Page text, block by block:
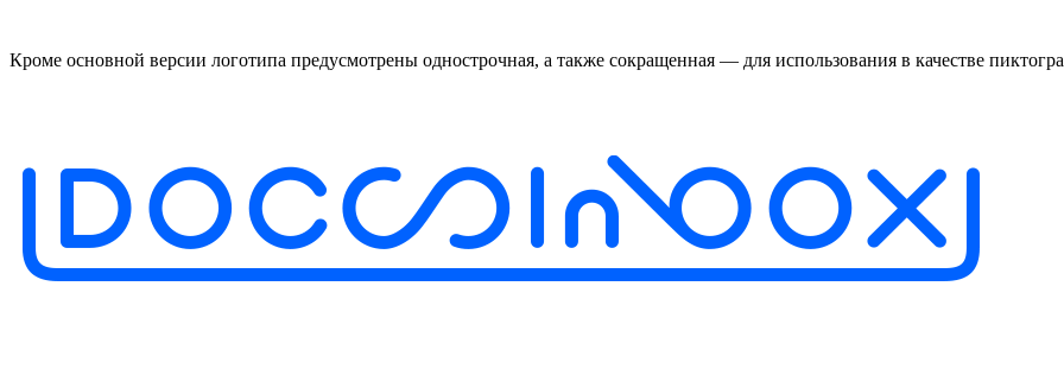
Кроме основной версии логотипа предусмотрены однострочная, а также сокращенная — для использования в качестве